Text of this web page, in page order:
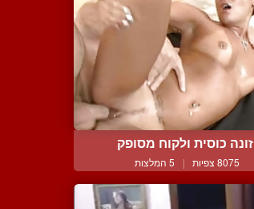
זונה כוסית ולקוח מסופק
8075 צפיות | 5 המלצות